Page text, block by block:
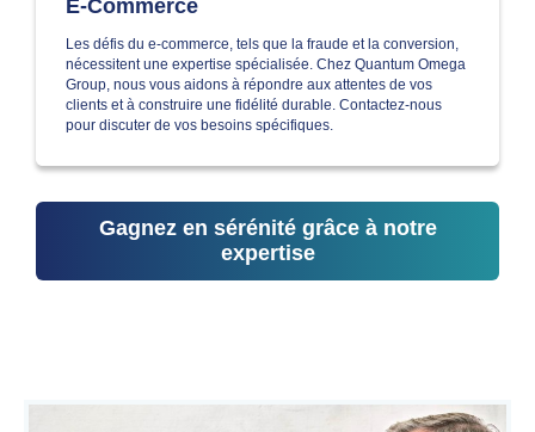
E-Commerce
Les défis du e-commerce, tels que la fraude et la conversion,
nécessitent une expertise spécialisée. Chez Quantum Omega
Group, nous vous aidons à répondre aux attentes de vos
clients et à construire une fidélité durable. Contactez-nous
pour discuter de vos besoins spécifiques.
Gagnez en sérénité grâce à notre
expertise